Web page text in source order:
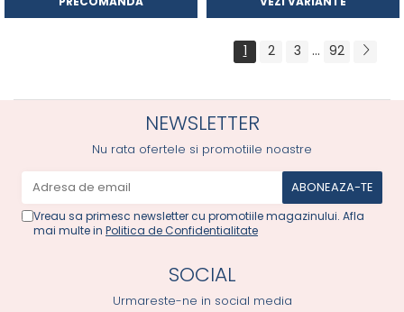
1 2 3 ... 92
NEWSLETTER
Nu rata ofertele si promotiile noastre
Vreau sa primesc newsletter cu promotiile magazinului. Afla
mai multe in Politica de Confidentialitate
SOCIAL
Urmareste-ne in social media